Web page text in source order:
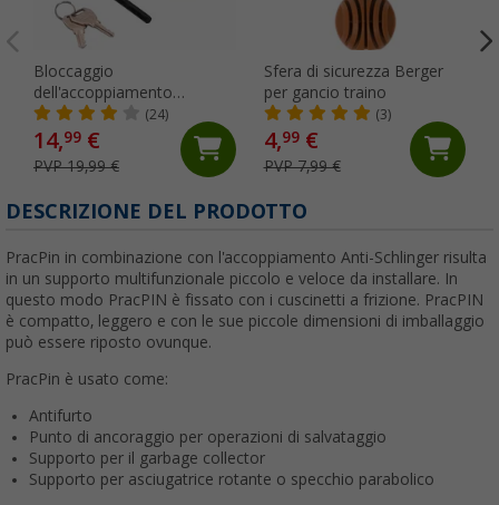
Bloccaggio
dell'accoppiamento
antifurto Berger(24)
14,99 €
PVP 19,99 €
Sfera di sicurezza Berger
per gancio traino
(3)
4,99€
PVP 7,99 €
DESCRIZIONE DEL PRODOTTO
PracPin in combinazione con l'accoppiamento Anti-Schlinger risulta
in un supporto multifunzionale piccolo e veloce da installare. In
questo modo PracPIN è fissato con i cuscinetti a frizione. PracPIN
è compatto, leggero e con le sue piccole dimensioni di imballaggio
può essere riposto ovunque.
PracPin è usato come:
Antifurto
Punto di ancoraggio per operazioni di salvataggio
Supporto per il garbage collector
Supporto per asciugatrice rotante o specchio parabolico